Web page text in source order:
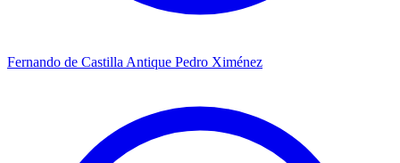
Fernando de Castilla Antique Pedro Ximénez